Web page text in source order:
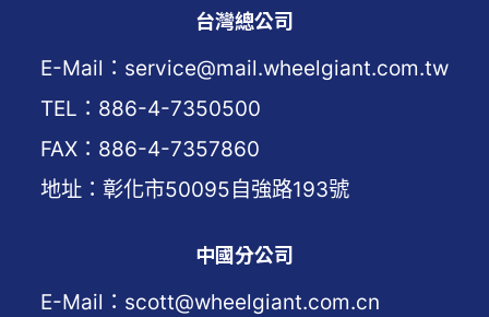
台灣總公司
E-Mail：service@mail.wheelgiant.com.tw
TEL：886-4-7350500
FAX：886-4-7357860
地址：彰化市50095自強路193號
中國分公司
E-Mail：scott@wheelgiant.com.cn